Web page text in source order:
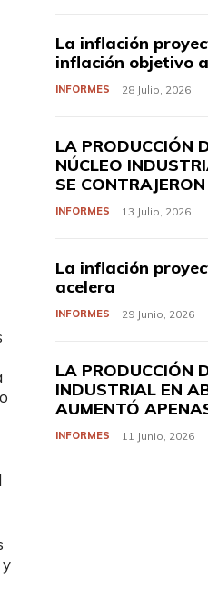
La inflación
inflación objetivo
INFORMES 28 Julio, 2026
LA PRODUCCIÓN
NÚCLEO
SE
INFORMES 13 Julio, 2026
La inflación
acelera
INFORMES 29 Junio, 2026
LA PRODUCCIÓN
INDUSTRIAL EN
AUMENTÓ
INFORMES 11 Junio, 2026